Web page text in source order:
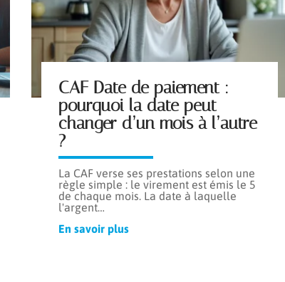
CAF Date de paiement :
pourquoi la date peut
changer d’un mois à l’autre
?
La CAF verse ses prestations selon une
règle simple : le virement est émis le 5
de chaque mois. La date à laquelle
l'argent
En savoir plus